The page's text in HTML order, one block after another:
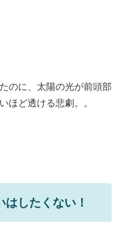
のに、太陽の光が前頭部
ほど透ける悲劇。。
したくない！